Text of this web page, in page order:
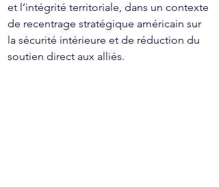
et l’intégrité territoriale, dans un contexte
de recentrage stratégique américain sur
la sécurité intérieure et de réduction du
soutien direct aux alliés.